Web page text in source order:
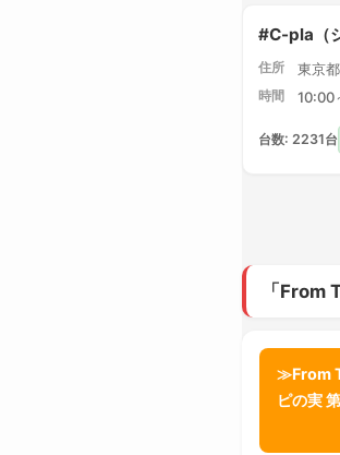
#C-pla（
住所 東京
時間 10:00
台数: 2231台
「From
≫From
ピの実